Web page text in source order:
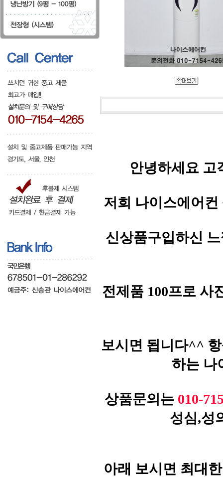
안녕하세요
저희 나이스에어
신상품구입하신
전제품 100프로 사
보시면 됩니다^^
하는 나
상품문의는 010-
성심,성
아래 보시면 최대